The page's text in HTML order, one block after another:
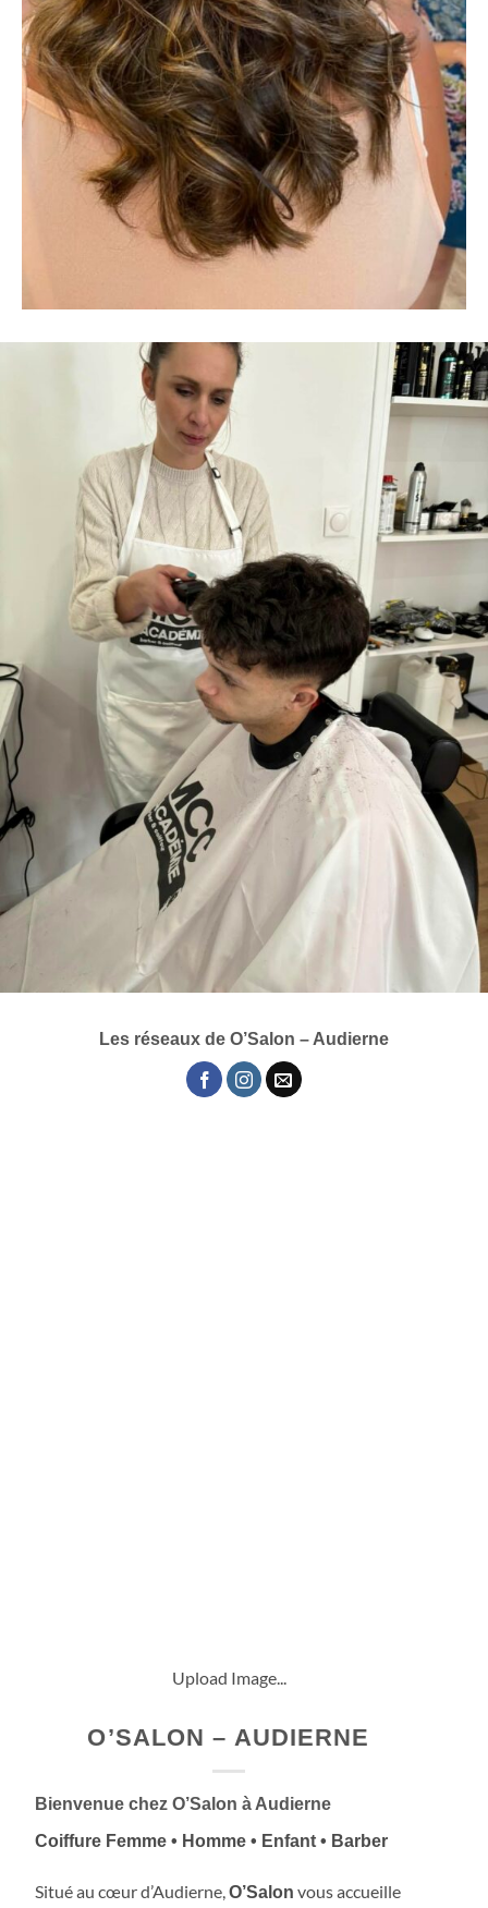
Les réseaux de O’Salon – Audierne
Upload Image...
O’SALON – AUDIERNE
Bienvenue chez O’Salon à Audierne
Coiffure Femme • Homme • Enfant • Barber
Situé au cœur d’Audierne,O’Salon vous accueille